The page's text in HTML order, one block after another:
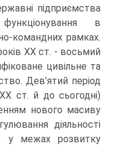
підприємства
в
командних рамках.
XX ст. - восьмий
цивільне та
Дев’ятий період
ст. й до сьогодні)
нового масиву
діяльності
у межах розвитку